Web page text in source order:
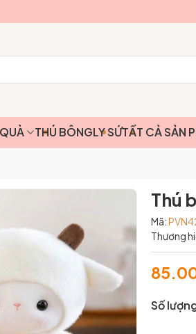
THÚ BÔNGLY SỨTẤT CẢ SẢN
Thú
Mã:
Thương
Số